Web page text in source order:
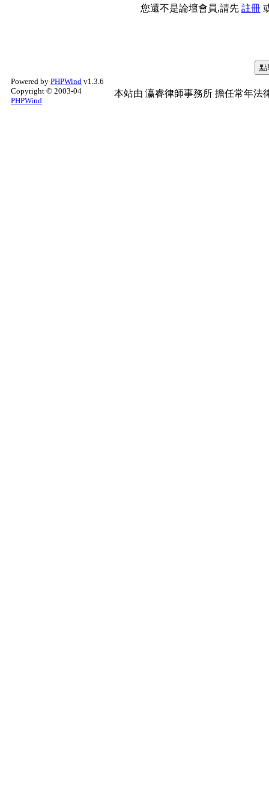
您還不是論壇會員,請先 註冊
Powered by PHPWind v1.3.6
Copyright © 2003-04
PHPWind
本站由 瀛睿律師事務所 擔任常年法